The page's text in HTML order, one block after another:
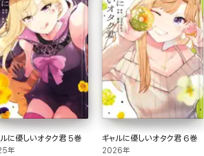
に優しいオタク君 5巻
年
ギャルに優しいオタク君 6巻
2026年